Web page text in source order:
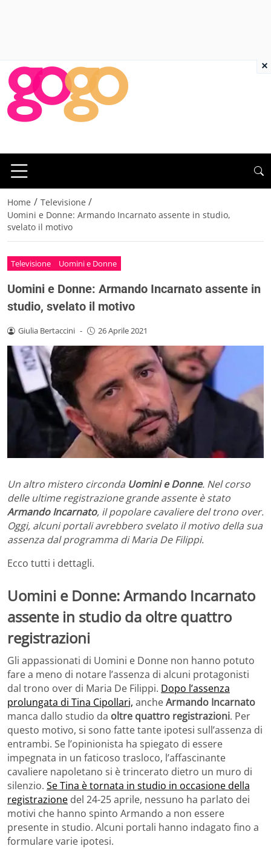
Home / Televisione /
Uomini e Donne: Armando Incarnato assente in studio,
svelato il motivo
Televisione Uomini e Donne
Uomini e Donne: Armando Incarnato assente in
studio, svelato il motivo
Giulia Bertaccini - 26 Aprile 2021
Un altro mistero circonda Uomini e Donne. Nel corso
delle ultime registrazione grande assente è stato
Armando Incarnato, il popolare cavaliere del trono over.
Oggi, alcuni portali avrebbero svelato il motivo della sua
assenza dal programma di Maria De Filippi.
Ecco tutti i dettagli.
Uomini e Donne: Armando Incarnato
assente in studio da oltre quattro
registrazioni
Gli appassionati di Uomini e Donne non hanno potuto
fare a meno di notare l’assenza di alcuni protagonisti
dal trono over di Maria De Filippi. Dopo l’assenza
prolungata di Tina Cipollari, ancheArmando Incarnato
manca dallo studio da oltre quattro registrazioni. Per
questo motivo, si sono fatte tante ipotesi sull’assenza di
entrambi. Se l’opinionista ha spiegato di essere
impegnata in un faticoso trasloco, l’affascinante
cavaliere napoletano si è trincerato dietro un muro di
silenzio. Se Tina è tornata in studio in occasione della
registrazione del 24-25 aprile, nessuno ha parlato dei
motivi che hanno spinto Armando a non essere
presente in studio. Alcuni portali hanno indagato fino a
formulare varie ipotesi.
×